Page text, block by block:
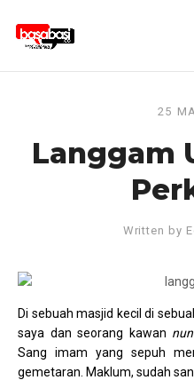
25
Langgam
Written by
Di sebuah masjid kecil di
saya dan seorang kawan
Sang imam yang sepuh
gemetaran. Maklum, sudah